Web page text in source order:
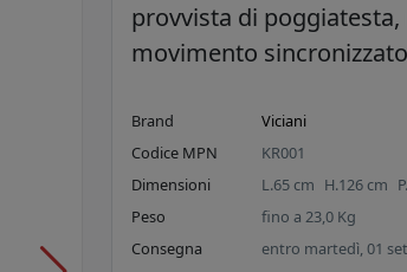
provvista di
movimento
Brand
Viciani
Codice MPN
KR001
Dimensioni
L.65 cm H.126 cm P.
Peso
fino a23,0 Kg
Consegna
entro martedì, 01